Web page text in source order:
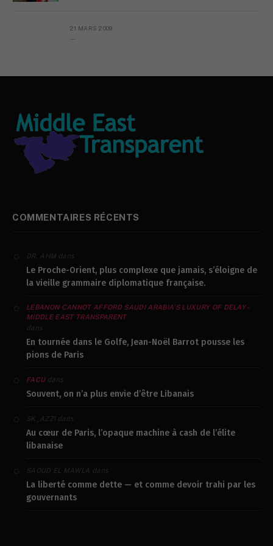
21 MARS 2009
COMMENTAIRES RÉCENTS
DR. AHM dans
Le Proche-Orient, plus complexe que jamais, s’éloigne de
la vieille grammaire diplomatique française.
LEBANON CANNOT AFFORD SAUDI ARABIA’S LUXURY OF DELAY -
MIDDLE EAST TRANSPARENT
dans
En tournée dans le Golfe, Jean-Noël Barrot pousse les
pions de Paris
FACUdans
Souvent, on n’a plus envie d’être Libanais
SK_AZZIdans
Au cœur de Paris, l’opaque machine à cash de l’élite
libanaise
SAOUD EL MAWLA dans
La liberté comme dette — et comme devoir trahi par les
gouvernants